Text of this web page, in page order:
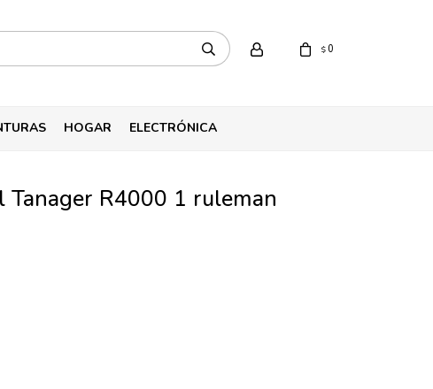
HOGAR ELECTRÓNICA
$ 0
Tanager R4000 1 ruleman